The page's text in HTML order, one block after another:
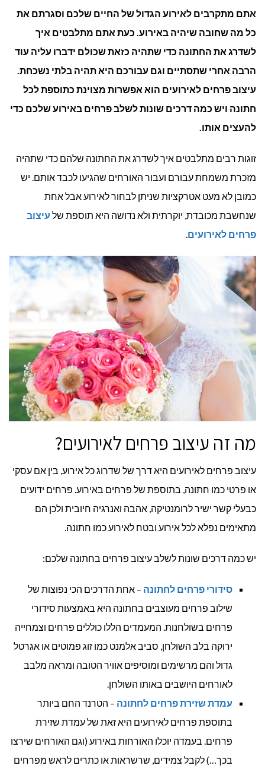
אתם מתקרבים לאירוע הגדול של החיים שלכם וסגרתם את
כל מה שחובה שיהיה באירוע. כעת אתם מתלבטים איך
לשדרג את החתונה כדי שתהיה כזאת שכולם ידברו עליה עוד
הרבה אחרי שתסתיים וגם עבורכם היא תהיה בלתי נשכחת.
עיצוב פרחים לאירועים הוא אפשרות מצוינת כתוספת לכל
חתונה ויש כמה דרכים שונות לשלב פרחים באירוע שלכם כדי
להעצים אותו.
זוגות רבים מתלבטים איך לשדרג את החתונה שלהם כדי שתהיה
מזכרת משמחת עבורם ועבור האורחים שהגיעו לכבד אותם. יש
כמובן לא מעט אטרקציות שניתן לבחור לאירוע אבל אחת
שנחשבת מכובדת, יוקרתית ולא נדושה היא תוספת של עיצוב
פרחים לאירועים.
מה זה עיצוב פרחים לאירועים?
עיצוב פרחים לאירועים היא דרך של שדרוג כל אירוע, בין אם עסקי
או פרטי כמו חתונה, בתוספת של פרחים באירוע. פרחים ידועים
כבעלי קשר ישיר לרומנטיקה, אהבה ואנרגיה חיובית ולכן הם
מתאימים נפלא לכל אירוע ובטח לאירוע כמו חתונה.
יש כמה דרכים שונות לשלב עיצוב פרחים בחתונה שלכם:
סידורי פרחים לחתונה – אחת הדרכים הכי נפוצות של
שילוב פרחים מעוצבים בחתונה היא באמצעות סידורי
פרחים בשולחנות. המעמדים הללו כוללים פרחים וצמחייה
ירוקה בלב השולחן, סביב אלמנט כמו זוג פמוטים או אגרטל
גדול והם מרשימים ומוסיפים אוויר הטובה ומראה מלבב
לאורחים היושבים באותו השולחן.
עמדת שזירת פרחים לחתונה – הטרנד החם ביותר
בתוספת פרחים לאירועים היא זאת של עמדת שזירת
פרחים. בעמדה יוכלו האורחות באירוע (וגם האורחים שירצו
בכך…) לקבל צמידים, שרשראות או כתרים לראש מפרחים